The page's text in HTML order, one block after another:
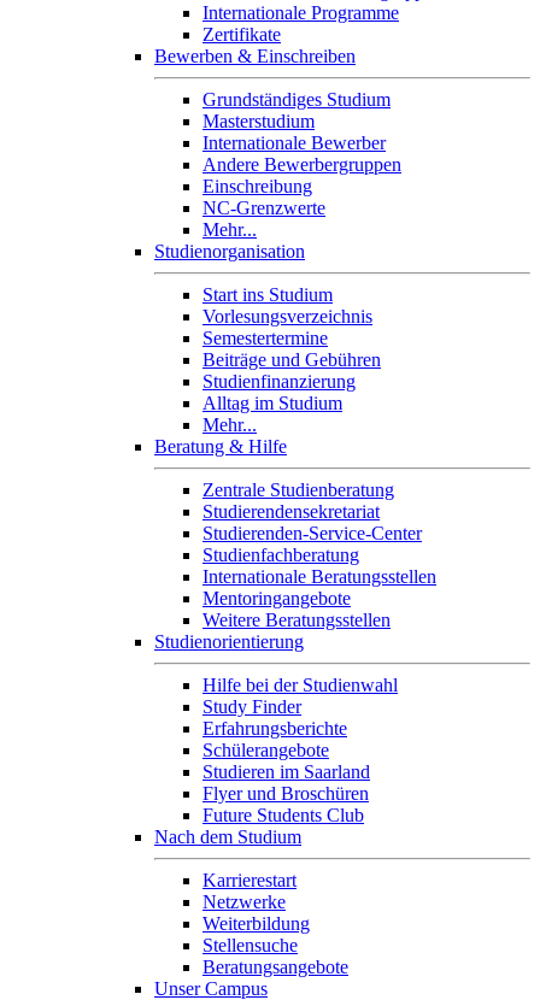
Internationale Programme
Zertifikate
Bewerben & Einschreiben
Grundständiges Studium
Masterstudium
Internationale Bewerber
Andere Bewerbergruppen
Einschreibung
NC-Grenzwerte
Mehr...
Studienorganisation
Start ins Studium
Vorlesungsverzeichnis
Semestertermine
Beiträge und Gebühren
Studienfinanzierung
Alltag im Studium
Mehr...
Beratung & Hilfe
Zentrale Studienberatung
Studierendensekretariat
Studierenden-Service-Center
Studienfachberatung
Internationale Beratungsstellen
Mentoringangebote
Weitere Beratungsstellen
Studienorientierung
Hilfe bei der Studienwahl
Study Finder
Erfahrungsberichte
Schülerangebote
Studieren im Saarland
Flyer und Broschüren
Future Students Club
Nach dem Studium
Karrierestart
Netzwerke
Weiterbildung
Stellensuche
Beratungsangebote
Unser Campus